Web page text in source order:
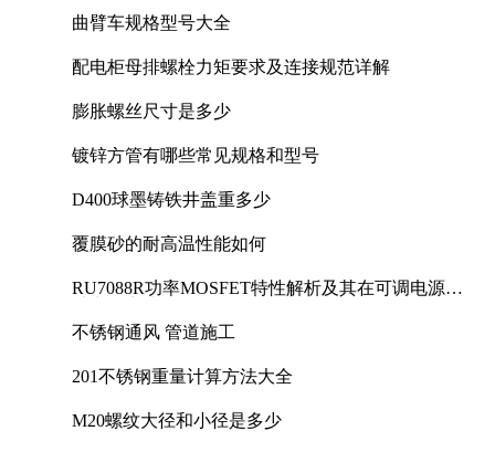
曲臂车规格型号大全
配电柜母排螺栓力矩要求及连接规范详解
膨胀螺丝尺寸是多少
镀锌方管有哪些常见规格和型号
D400球墨铸铁井盖重多少
覆膜砂的耐高温性能如何
RU7088R功率MOSFET特性解析及其在可调电源设
不锈钢通风 管道施工
201不锈钢重量计算方法大全
M20螺纹大径和小径是多少